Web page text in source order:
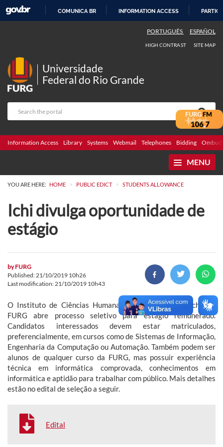
COMUNICA BR INFORMATION ACCESS
PORTUGUÊS ESPAÑOL
HIGH CONTRAST SITE MAP
Universidade
Federal do Rio Grande
Information Access Library Systems Webmail Telephones Bidding
MENU
YOU ARE HERE: HOME > PUBLIC EDICT > STUDENTS ALLOWANCE
Ichi divulga oportunidade de
estágio
byFURG
Published: 21/10/2019 10h26
Last modification: 21/10/2019 10h43
O Instituto de Ciências Humanas e da Informação (Ichi) da
FURG abre processo seletivo para estágio remunerado.
Candidatos interessados devem estar matriculados,
preferencialmente, em cursos como de Sistemas de Informação,
Engenharia da Computação ou Automação. Também podem ser
alunos de qualquer curso da FURG, mas possuir experiência
técnica em informática comprovada, conhecimentos em
informática e aptidão para trabalhar com público. Mais detalhes
estão no edital de seleção a seguir.
Edital